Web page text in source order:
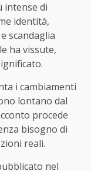
intense di
identità,
scandaglia
ha vissute,
i cambiamenti
lontano dal
procede
bisogno di
reali.
nel